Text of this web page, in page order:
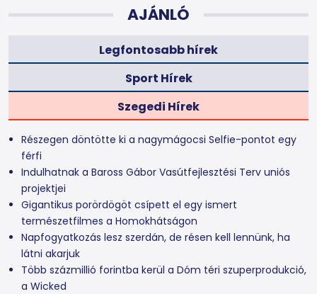
AJÁNLÓ
Legfontosabb hírek
Sport Hírek
Szegedi Hírek
Részegen döntötte ki a nagymágocsi Selfie-pontot egy
férfi
Indulhatnak a Baross Gábor Vasútfejlesztési Terv uniós
projektjei
Gigantikus porördögöt csípett el egy ismert
természetfilmes a Homokhátságon
Napfogyatkozás lesz szerdán, de résen kell lennünk, ha
látni akarjuk
Több százmillió forintba kerül a Dóm téri szuperprodukció,
a Wicked